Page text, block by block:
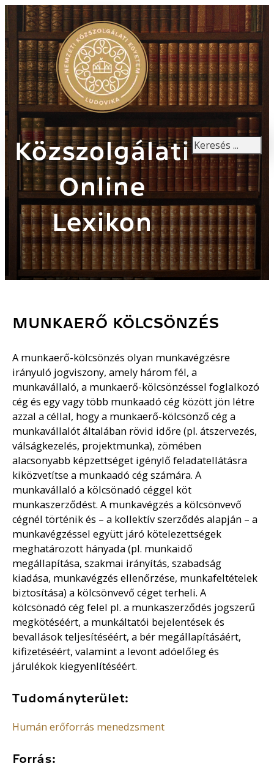
Közszolgálati
Online
Lexikon
Keresés
MUNKAERŐ KÖLCSÖNZÉS
A munkaerő-kölcsönzés olyan munkavégzésre
irányuló jogviszony, amely három fél, a
munkavállaló, a munkaerő-kölcsönzéssel foglalkozó
cég és egy vagy több munkaadó cég között jön létre
azzal a céllal, hogy a munkaerő-kölcsönző cég a
munkavállalót általában rövid időre (pl. átszervezés,
válságkezelés, projektmunka), zömében
alacsonyabb képzettséget igénylő feladatellátásra
kiközvetítse a munkaadó cég számára. A
munkavállaló a kölcsönadó céggel köt
munkaszerződést. A munkavégzés a kölcsönvevő
cégnél történik és – a kollektív szerződés alapján – a
munkavégzéssel együtt járó kötelezettségek
meghatározott hányada (pl. munkaidő
megállapítása, szakmai irányítás, szabadság
kiadása, munkavégzés ellenőrzése, munkafeltételek
biztosítása) a kölcsönvevő céget terheli. A
kölcsönadó cég felel pl. a munkaszerződés jogszerű
megkötéséért, a munkáltatói bejelentések és
bevallások teljesítéséért, a bér megállapításáért,
kifizetéséért, valamint a levont adóelőleg és
járulékok kiegyenlítéséért.
Tudományterület:
Humán erőforrás menedzsment
Forrás: